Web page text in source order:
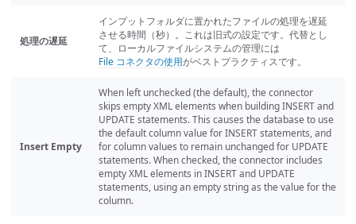
処理の遅延
インプットフォルダに置かれたファイルの処理を遅延
させる時間（秒）。これは旧式の設定です。代替とし
て、ローカルファイルシステムの管理には
File コネクタの使用がベストプラクティスです。
Insert Empty
When left unchecked (the default), the connector
skips empty XML elements when building INSERT and
UPDATE statements. This causes the database to use
the default column value for INSERT statements, and
for column values to remain unchanged for UPDATE
statements. When checked, the connector includes
empty XML elements in INSERT and UPDATE
statements, using an empty string as the value for the
column.